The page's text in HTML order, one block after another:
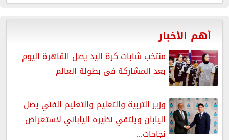
أهم الأخبار
منتخب شابات كرة اليد يصل القاهرة اليوم
بعد المشاركة فى بطولة العالم
وزير التربية والتعليم والتعليم الفني يصل
اليابان ويلتقي نظيره الياباني لاستعراض
نجاحات...